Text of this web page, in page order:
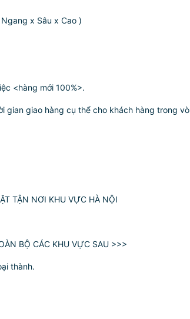
x Sâu x Cao )
<hàng mới 100%>.
gian giao hàng cụ thể cho khách hàng trong
TẬN NƠI KHU VỰC HÀ NỘI
BỘ CÁC KHU VỰC SAU >>>
thành.